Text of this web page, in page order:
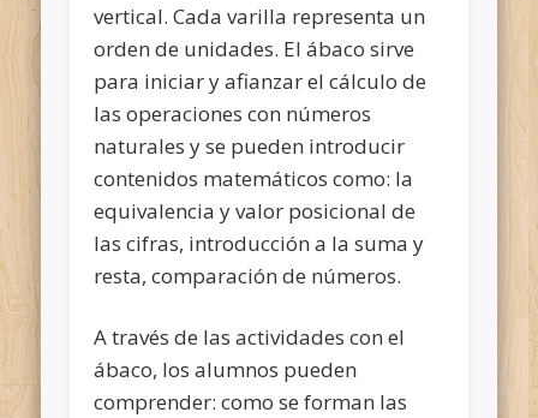
vertical. Cada varilla representa un
orden de unidades. El ábaco sirve
para iniciar y afianzar el cálculo de
las operaciones con números
naturales y se pueden introducir
contenidos matemáticos como: la
equivalencia y valor posicional de
las cifras, introducción a la suma y
resta, comparación de números.
A través de las actividades con el
ábaco, los alumnos pueden
comprender: como se forman las